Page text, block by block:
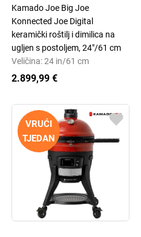
Kamado Joe Big Joe
Konnected Joe Digital
keramički roštilj i dimilica na
ugljen s postoljem, 24"/61 cm
Veličina: 24 in/61 cm
2.899,99 €
VRUĆI
TJEDAN